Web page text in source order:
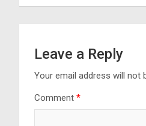
Leave a Reply
Your email address will not
Comment *